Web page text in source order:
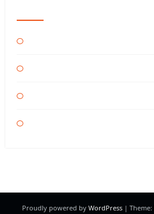
Proudly powered by WordPress | Theme: